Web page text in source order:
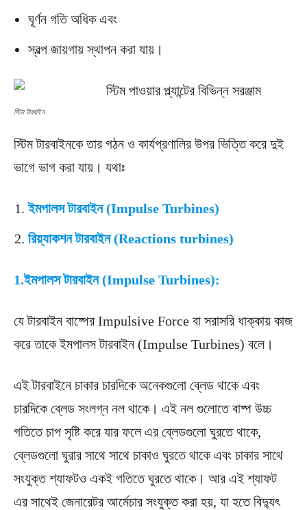
ঘূর্ণন গতি অধিক এবং
স্বল্প জায়গায় স্থাপন করা যায়।
স্টিম টারবাইন
স্টিম টারবাইনকে তার গঠন ও কার্যপ্রণালির উপর ভিত্তি করে দুই
ভাগে ভাগ করা যায়। যথাঃ
ইমপালস টারবাইন (Impulse Turbines)
রিয়্যাকশন টারবাইন (Reactions turbines)
1.ইমপালস টারবাইন (Impulse Turbines):
যে টারবাইন বাষ্পের Impulsive Force বা সরাসরি ধাক্কায় কাজ
করে তাকে ইমপালস টারবাইন (Impulse Turbines) বলে।
এই টারবাইনে চাকার চারদিকে অনেকগুলাে ব্লেড থাকে এবং
চারদিকে ব্লেড সংলগ্ন নল থাকে। এই নল গুলোতে বাষ্প উচ্চ
গতিতে চাপ সৃষ্টি করে যার ফলে এর ব্লেডগুলাে ঘুরতে থাকে,
ব্লেডগুলো ঘুরার সাথে সাথে চাকাও ঘুরতে থাকে এবং চাকার সাথে
সংযুক্ত শ্যাফটও একই গতিতে ঘুরতে থাকে। আর এই শ্যাফট
এর সাথেই জেনারেটর আর্মেচার সংযুক্ত করা হয়, যা হতে বিদ্যুৎ